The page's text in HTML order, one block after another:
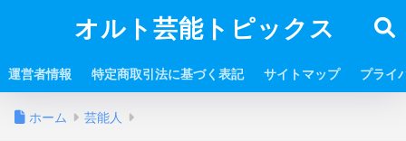
オルト芸能トピックス
運営者情報 特定商取引法に基づく表記 サイトマップ プライ
ホーム 芸能人